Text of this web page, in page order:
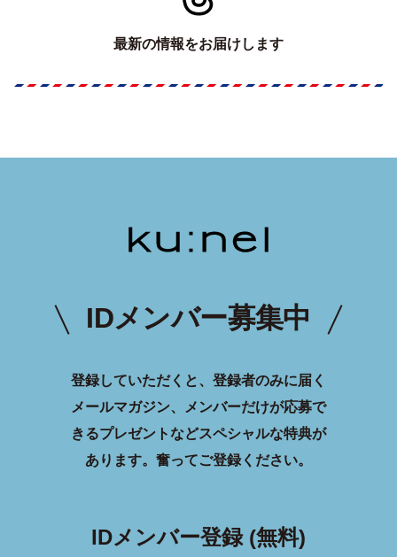
最新の情報をお届けします
IDメンバー募集中
登録していただくと、登録者のみに届く
メールマガジン、メンバーだけが応募で
きるプレゼントなどスペシャルな特典が
あります。 奮ってご登録ください。
IDメンバー登録 (無料)